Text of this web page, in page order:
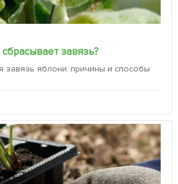
завязь?
завязь яблони: причины и способы